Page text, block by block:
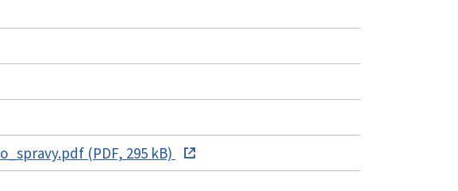
(PDF, 295 kB)